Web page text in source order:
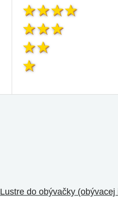
Lustre do obývačky (obývacej